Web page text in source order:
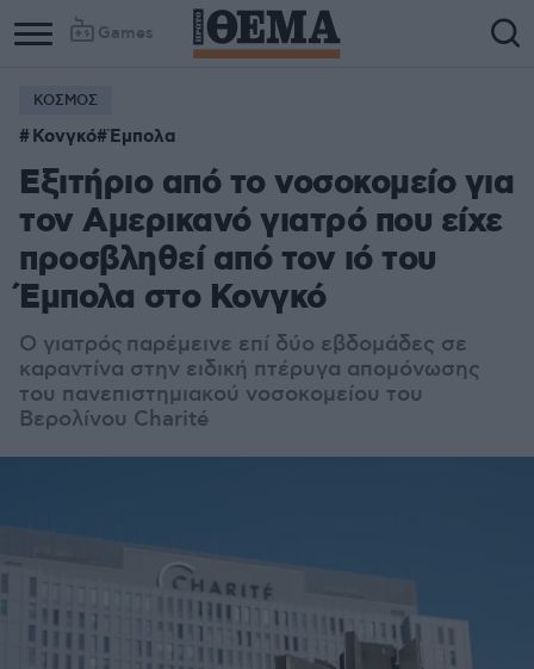
Games
Column
1
Column
2
ΚΟΣΜΟΣ
Κονγκό Έμπολα
Εξιτήριο από το νοσοκομείο για
τον Αμερικανό γιατρό που είχε
προσβληθεί από τον ιό του
Έμπολα στο Κονγκό
Ο γιατρός παρέμεινε επί δύο εβδομάδες σε
καραντίνα στην ειδική πτέρυγα απομόνωσης
του πανεπιστημιακού νοσοκομείου του
Βερολίνου Charité